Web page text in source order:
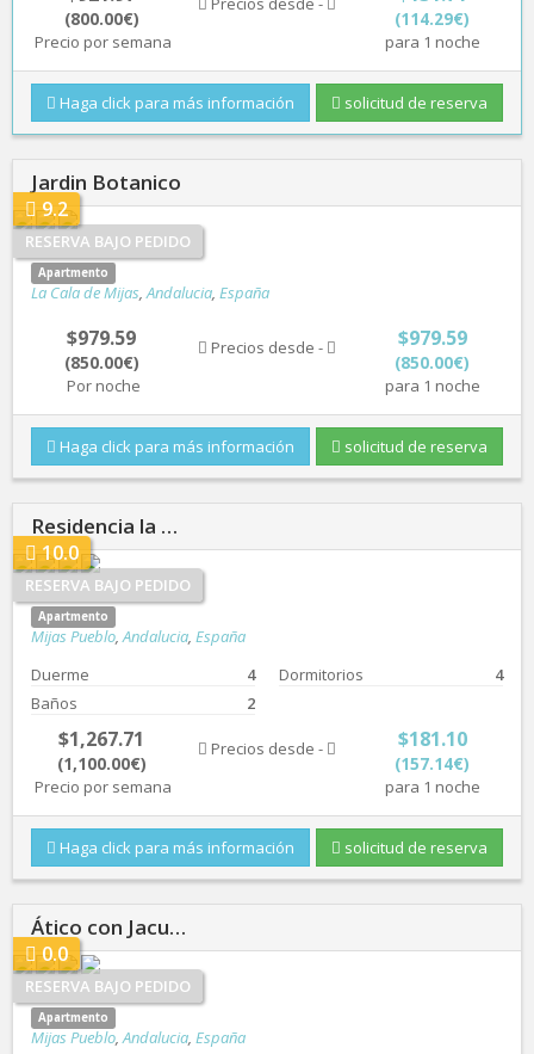
(800.00€)
Precio por semana
(114.29€)
para 1 noche
solicitud de reserva
Haga click para más información
Jardin Botanico
RESERVA BAJO PEDIDO
9.2
Apartmento
La Cala de Mijas,Andalucia, España
$979.59
(850.00€)
Por noche
Precios desde - $979.59
(850.00€)
para 1 noche
solicitud de reserva
Haga click para más información
Residencia la …
RESERVA BAJO PEDIDO
10.0
Apartmento
Mijas Pueblo,Andalucia, España
Duerme
4 Dormitorios
4
Baños
2
$1,267.71
(1,100.00€)
Precio por semana
Precios desde - $181.10
(157.14€)
para 1 noche
solicitud de reserva
Haga click para más información
Ático con Jacu…
RESERVA BAJO PEDIDO
0.0
Apartmento
Mijas Pueblo,Andalucia, España